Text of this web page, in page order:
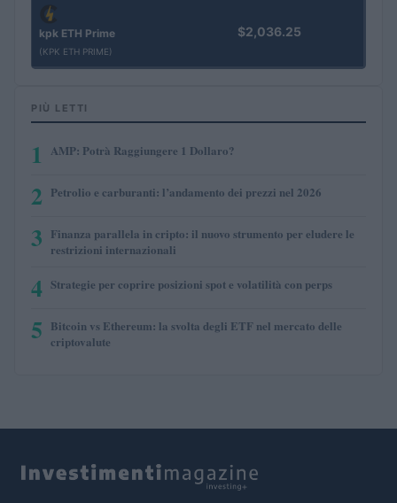
kpk ETH Prime
(KPK ETH PRIME)
$2,036.25
PIÙ LETTI
1 AMP: Potrà Raggiungere 1 Dollaro?
2 Petrolio e carburanti: l’andamento dei prezzi nel 2026
3 Finanza parallela in cripto: il nuovo strumento per eludere le
restrizioni internazionali
4 Strategie per coprire posizioni spot e volatilità con perps
5 Bitcoin vs Ethereum: la svolta degli ETF nel mercato delle
criptovalute